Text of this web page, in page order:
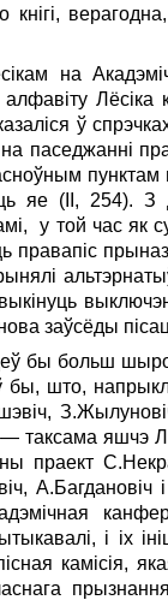
кнігі,
на
Лёсіка
ў
паседжанні
яе (II, 254). З
у той час як
заўсёды
бы больш
што,
— таксама яшчэ
праект
і іх
камісія,